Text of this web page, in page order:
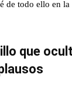
de todo ello en
que